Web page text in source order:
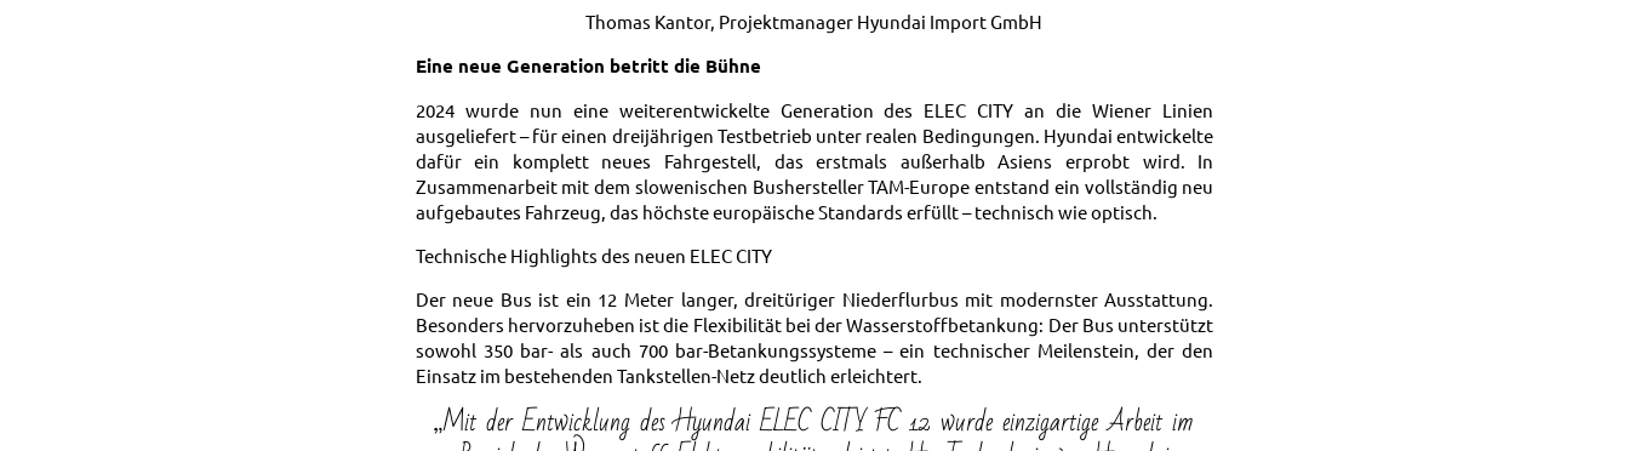
Thomas Kantor, Projektmanager Hyundai Import GmbH
Eine neue Generation betritt die Bühne
2024 wurde nun eine weiterentwickelte Generation des ELEC CITY an die Wiener Linien
ausgeliefert – für einen dreijährigen Testbetrieb unter realen Bedingungen. Hyundai entwickelte
dafür ein komplett neues Fahrgestell, das erstmals außerhalb Asiens erprobt wird. In
Zusammenarbeit mit dem slowenischen Bushersteller TAM-Europe entstand ein vollständig neu
aufgebautes Fahrzeug, das höchste europäische Standards erfüllt – technisch wie optisch.
Technische Highlights des neuen ELEC CITY
Der neue Bus ist ein 12 Meter langer, dreitüriger Niederflurbus mit modernster Ausstattung.
Besonders hervorzuheben ist die Flexibilität bei der Wasserstoffbetankung: Der Bus unterstützt
sowohl 350 bar- als auch 700 bar-Betankungssysteme – ein technischer Meilenstein, der den
Einsatz im bestehenden Tankstellen-Netz deutlich erleichtert.
„Mit der Entwicklung des Hyundai ELEC CITY FC 12 wurde einzigartige Arbeit im